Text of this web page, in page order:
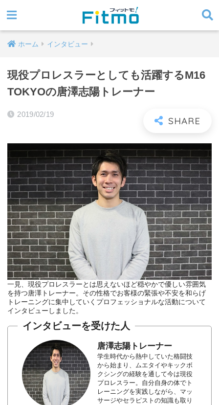
ホーム インタビュー
現役プロレスラーとしても活躍するM16
TOKYOの唐澤志陽トレーナー
2019/02/19
一見、現役プロレスラーとは思えないほど穏やかで優しい雰囲気
を持つ唐澤トレーナー。その性格でお客様の緊張や不安を和らげ
トレーニングに集中していくプロフェッショナルな活動について
インタビューしました。
インタビューを受けた人
唐澤志陽トレーナー
学生時代から熱中していた格闘技
から始まり、ムエタイやキックボ
クシングの経験を通して今は現役
プロレスラー。自分自身の体でト
レーニングを実践しながら、マッ
サージやセラピストの知識も取り